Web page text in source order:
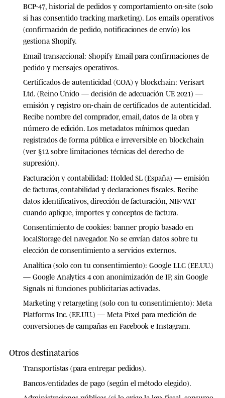
BCP-47, historial de pedidos y comportamiento on-site (solo
si has consentido tracking marketing). Los emails operativos
(confirmación de pedido, notificaciones de envío) los
gestiona Shopify.
Email transaccional: Shopify Email para confirmaciones de
pedido y mensajes operativos.
Certificados de autenticidad (COA) y blockchain: Verisart
Ltd. (Reino Unido — decisión de adecuación UE 2021) —
emisión y registro on-chain de certificados de autenticidad.
Recibe nombre del comprador, email, datos de la obra y
número de edición. Los metadatos mínimos quedan
registrados de forma pública e irreversible en blockchain
(ver §12 sobre limitaciones técnicas del derecho de
supresión).
Facturación y contabilidad: Holded SL (España) — emisión
de facturas, contabilidad y declaraciones fiscales. Recibe
datos identificativos, dirección de facturación, NIF/VAT
cuando aplique, importes y conceptos de factura.
Consentimiento de cookies: banner propio basado en
localStorage del navegador. No se envían datos sobre tu
elección de consentimiento a servicios externos.
Analítica (solo con tu consentimiento): Google LLC (EE.UU.)
— Google Analytics 4 con anonimización de IP, sin Google
Signals ni funciones publicitarias activadas.
Marketing y retargeting (solo con tu consentimiento): Meta
Platforms Inc. (EE.UU.) — Meta Pixel para medición de
conversiones de campañas en Facebook e Instagram.
Otros destinatarios
Transportistas (para entregar pedidos).
Bancos/entidades de pago(según el método elegido).